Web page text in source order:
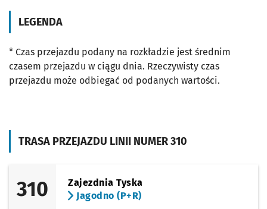
TRASA PRZEJAZDU LINII NUMER 310
310
Zajezdnia Tyska
Jagodno (P+R)
LEGENDA
* Czas przejazdu podany na rozkładzie jest średnim
czasem przejazdu w ciągu dnia. Rzeczywisty czas
przejazdu może odbiegać od podanych wartości.